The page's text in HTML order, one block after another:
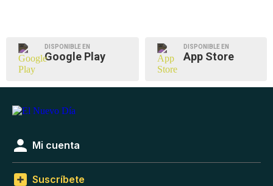
DISPONIBLE EN
Google Play
DISPONIBLE EN
App Store
Mi cuenta
Suscríbete